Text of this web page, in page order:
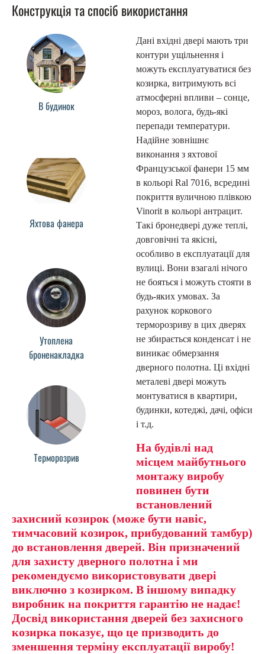
Конструкція та спосіб використання
В будинок
Яхтова фанера
Утоплена
броненакладка
Терморозрив
Дані вхідні двері мають три
контури ущільнення і
можуть експлуатуватися без
козирка, витримують всі
атмосферні впливи – сонце,
мороз, волога, будь-які
перепади температури.
Надійне зовнішнє
виконання з яхтової
Французської фанери 15 мм
в кольорі Ral 7016, всредині
покриття вуличною плівкою
Vinorit в кольорі антрацит.
Такі бронедвері дуже теплі,
довговічні та якісні,
особливо в експлуатації для
вулиці. Вони взагалі нічого
не бояться і можуть стояти в
будь-яких умовах. За
рахунок коркового
терморозриву в цих дверях
не збирається конденсат і не
виникає обмерзання
дверного полотна. Ці вхідні
металеві двері можуть
монтуватися в квартири,
будинки, котеджі, дачі, офіси
і т.д.
На будівлі над
місцем майбутнього
монтажу виробу
повинен бути
встановлений
захисний козирок (може бути навіс,
тимчасовий козирок, прибудований тамбур)
до встановлення дверей. Він призначений
для захисту дверного полотна і ми
рекомендуємо використовувати двері
виключно з козирком. В іншому випадку
виробник на покриття гарантію не надає!
Досвід використання дверей без захисного
козирка показує, що це призводить до
зменшення терміну експлуатації виробу!